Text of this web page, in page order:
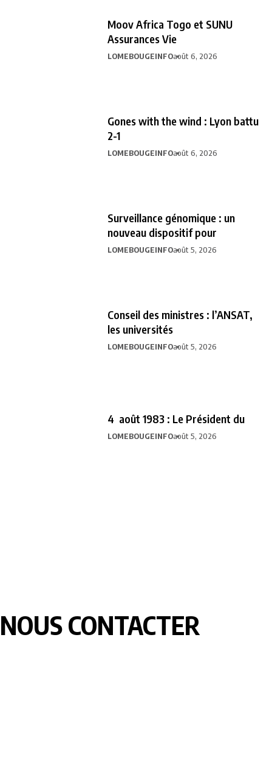
Moov Africa Togo et SUNU
Assurances Vie
LOMEBOUGEINFOaoût 6, 2026
Gones with the wind : Lyon battu
2-1
LOMEBOUGEINFOaoût 6, 2026
Surveillance génomique : un
nouveau dispositif pour
LOMEBOUGEINFOaoût 5, 2026
Conseil des ministres : l’ANSAT,
les universités
LOMEBOUGEINFOaoût 5, 2026
4 août 1983 : Le Président du
LOMEBOUGEINFOaoût 5, 2026
NOUS CONTACTER